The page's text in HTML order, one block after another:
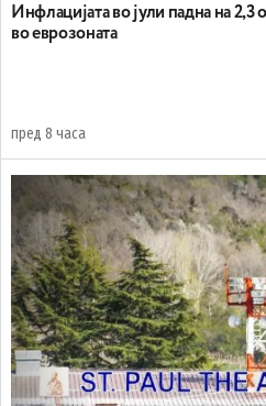
Инфлацијата во јули падна на 2,3
во еврозоната
пред 8 часа